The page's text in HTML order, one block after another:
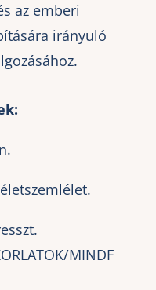
az emberi
irányuló
MINDF